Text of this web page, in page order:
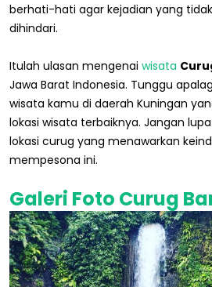
berhati-hati agar kejadian yang
dihindari.
Itulah ulasan mengenai wisata
Jawa Barat Indonesia. Tunggu
wisata kamu di daerah Kuningan
lokasi wisata terbaiknya. Jangan
lokasi curug yang menawarkan
mempesona ini.
Galeri Foto Curug